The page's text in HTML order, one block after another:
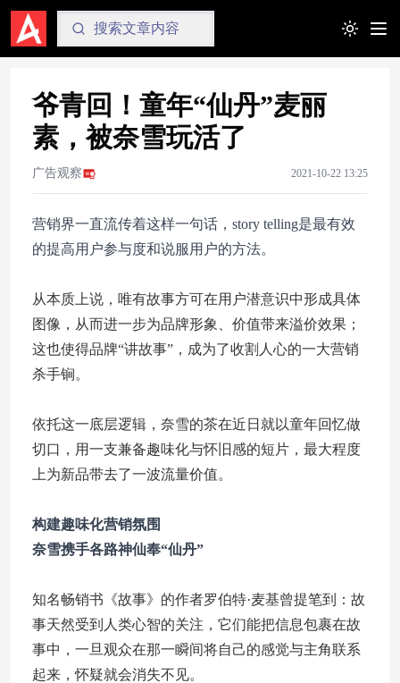
Toggle
爷青回！童年“仙丹”麦丽
素，被奈雪玩活了
广告观察 2021-10-22 13:25
营销界一直流传着这样一句话，story telling是最有效
的提高用户参与度和说服用户的方法。
从本质上说，唯有故事方可在用户潜意识中形成具体
图像，从而进一步为品牌形象、价值带来溢价效果；
这也使得品牌“讲故事”，成为了收割人心的一大营销
杀手锏。
依托这一底层逻辑，奈雪的茶在近日就以童年回忆做
切口，用一支兼备趣味化与怀旧感的短片，最大程度
上为新品带去了一波流量价值。
构建趣味化营销氛围
奈雪携手各路神仙奉“仙丹”
知名畅销书《故事》的作者罗伯特·麦基曾提笔到：故
事天然受到人类心智的关注，它们能把信息包裹在故
事中，一旦观众在那一瞬间将自己的感觉与主角联系
起来，怀疑就会消失不见。